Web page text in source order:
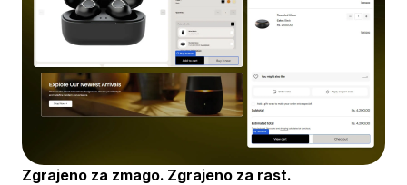
Zgrajeno za zmago. Zgrajeno za rast.